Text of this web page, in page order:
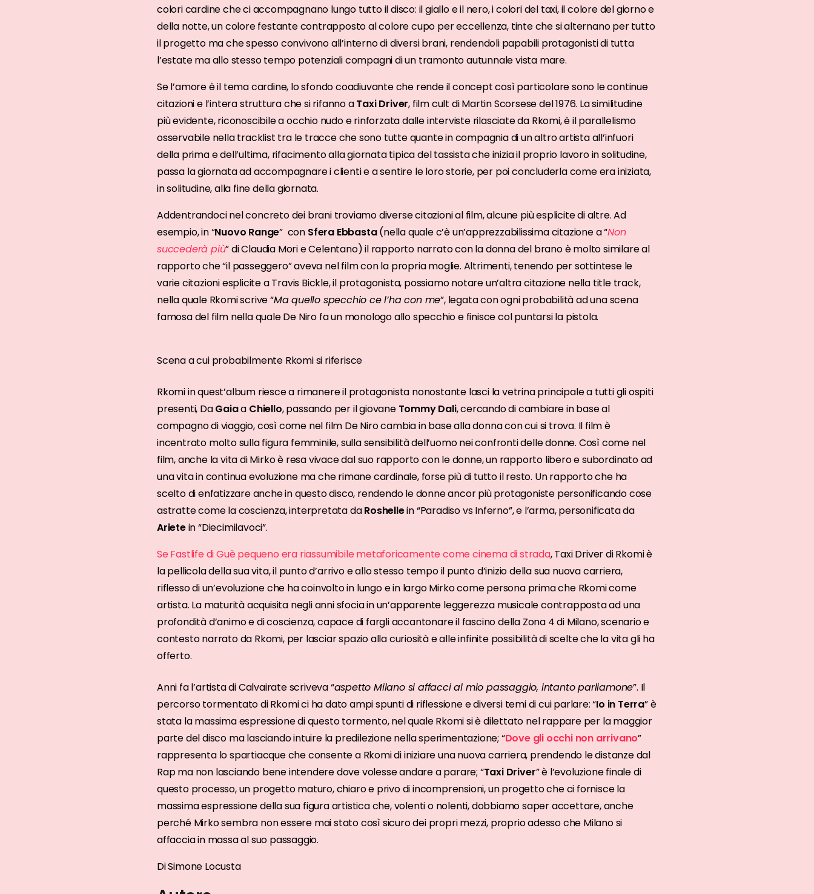
colori cardine che ci accompagnano lungo tutto il disco: il giallo e il nero, i colori del taxi, il colore del giorno e
della notte, un colore festante contrapposto al colore cupo per eccellenza, tinte che si alternano per tutto
il progetto ma che spesso convivono all’interno di diversi brani, rendendoli papabili protagonisti di tutta
l’estate ma allo stesso tempo potenziali compagni di un tramonto autunnale vista mare.
Se l’amore è il tema cardine, lo sfondo coadiuvante che rende il concept così particolare sono le continue
citazioni e l’intera struttura che si rifanno aTaxi Driver, film cult di Martin Scorsese del 1976. La similitudine
più evidente, riconoscibile a occhio nudo e rinforzata dalle interviste rilasciate da Rkomi, è il parallelismo
osservabile nella tracklist tra le tracce che sono tutte quante in compagnia di un altro artista all’infuori
della prima e dell’ultima, rifacimento alla giornata tipica del tassista che inizia il proprio lavoro in solitudine,
passa la giornata ad accompagnare i clienti e a sentire le loro storie, per poi concluderla come era iniziata,
in solitudine, alla fine della giornata.
Addentrandoci nel concreto dei brani troviamo diverse citazioni al film, alcune più esplicite di altre. Ad
esempio, in “Nuovo Range” con Sfera Ebbasta(nella quale c’è un’apprezzabilissima citazione a “Non
succederà più” di Claudia Mori e Celentano) il rapporto narrato con la donna del brano è molto similare al
rapporto che “il passeggero” aveva nel film con la propria moglie. Altrimenti, tenendo per sottintese le
varie citazioni esplicite a Travis Bickle, il protagonista, possiamo notare un’altra citazione nella title track,
nella quale Rkomi scrive “Ma quello specchio ce l’ha con me”, legata con ogni probabilità ad una scena
famosa del film nella quale De Niro fa un monologo allo specchio e finisce col puntarsi la pistola.
Scena a cui probabilmente Rkomi si riferisce
Rkomi in quest’album riesce a rimanere il protagonista nonostante lasci la vetrina principale a tutti gli ospiti
presenti, DaGaiaa Chiello, passando per il giovane Tommy Dali, cercando di cambiare in base al
compagno di viaggio, così come nel film De Niro cambia in base alla donna con cui si trova. Il film è
incentrato molto sulla figura femminile, sulla sensibilità dell’uomo nei confronti delle donne. Così come nel
film, anche la vita di Mirko è resa vivace dal suo rapporto con le donne, un rapporto libero e subordinato ad
una vita in continua evoluzione ma che rimane cardinale, forse più di tutto il resto. Un rapporto che ha
scelto di enfatizzare anche in questo disco, rendendo le donne ancor più protagoniste personificando cose
astratte come la coscienza, interpretata daRoshellein “Paradiso vs Inferno”, e l’arma, personificata da
Arietein “Diecimilavoci”.
Se Fastlife di Guè pequeno era riassumibile metaforicamente come cinema di strada, Taxi Driver di Rkomi è
la pellicola della sua vita, il punto d’arrivo e allo stesso tempo il punto d’inizio della sua nuova carriera,
riflesso di un’evoluzione che ha coinvolto in lungo e in largo Mirko come persona prima che Rkomi come
artista. La maturità acquisita negli anni sfocia in un’apparente leggerezza musicale contrapposta ad una
profondità d’animo e di coscienza, capace di fargli accantonare il fascino della Zona 4 di Milano, scenario e
contesto narrato da Rkomi, per lasciar spazio alla curiosità e alle infinite possibilità di scelte che la vita gli ha
offerto.
Anni fa l’artista di Calvairate scriveva “aspetto Milano si affacci al mio passaggio, intanto parliamone”. Il
percorso tormentato di Rkomi ci ha dato ampi spunti di riflessione e diversi temi di cui parlare: “Io in Terra” è
stata la massima espressione di questo tormento, nel quale Rkomi si è dilettato nel rappare per la maggior
parte del disco ma lasciando intuire la predilezione nella sperimentazione; “Dove gli occhi non arrivano”
rappresenta lo spartiacque che consente a Rkomi di iniziare una nuova carriera, prendendo le distanze dal
Rap ma non lasciando bene intendere dove volesse andare a parare; “Taxi Driver” è l’evoluzione finale di
questo processo, un progetto maturo, chiaro e privo di incomprensioni, un progetto che ci fornisce la
massima espressione della sua figura artistica che, volenti o nolenti, dobbiamo saper accettare, anche
perché Mirko sembra non essere mai stato così sicuro dei propri mezzi, proprio adesso che Milano si
affaccia in massa al suo passaggio.
Di Simone Locusta